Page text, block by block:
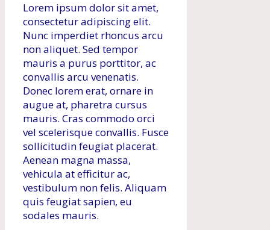
Lorem ipsum dolor sit amet,
consectetur adipiscing elit.
Nunc imperdiet rhoncus arcu
non aliquet. Sed tempor
mauris a purus porttitor, ac
convallis arcu venenatis.
Donec lorem erat, ornare in
augue at, pharetra cursus
mauris. Cras commodo orci
vel scelerisque convallis. Fusce
sollicitudin feugiat placerat.
Aenean magna massa,
vehicula at efficitur ac,
vestibulum non felis. Aliquam
quis feugiat sapien, eu
sodales mauris.